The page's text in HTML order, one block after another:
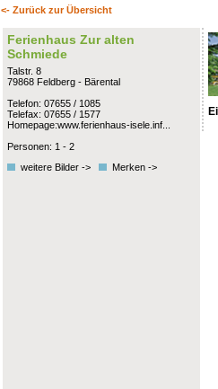
<- Zurück zur Übersicht
Ferienhaus Zur alten
Schmiede
Talstr. 8
79868 Feldberg - Bärental
Telefon: 07655 / 1085
Telefax: 07655 / 1577
Homepage:www.ferienhaus-isele.inf...
Personen: 1 - 2
weitere Bilder ->
Merken ->